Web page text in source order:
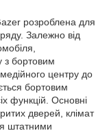
розроблена для
Залежно від
з бортовим
центру до
бортовим
функцій. Основні
дверей, клімат
штатними